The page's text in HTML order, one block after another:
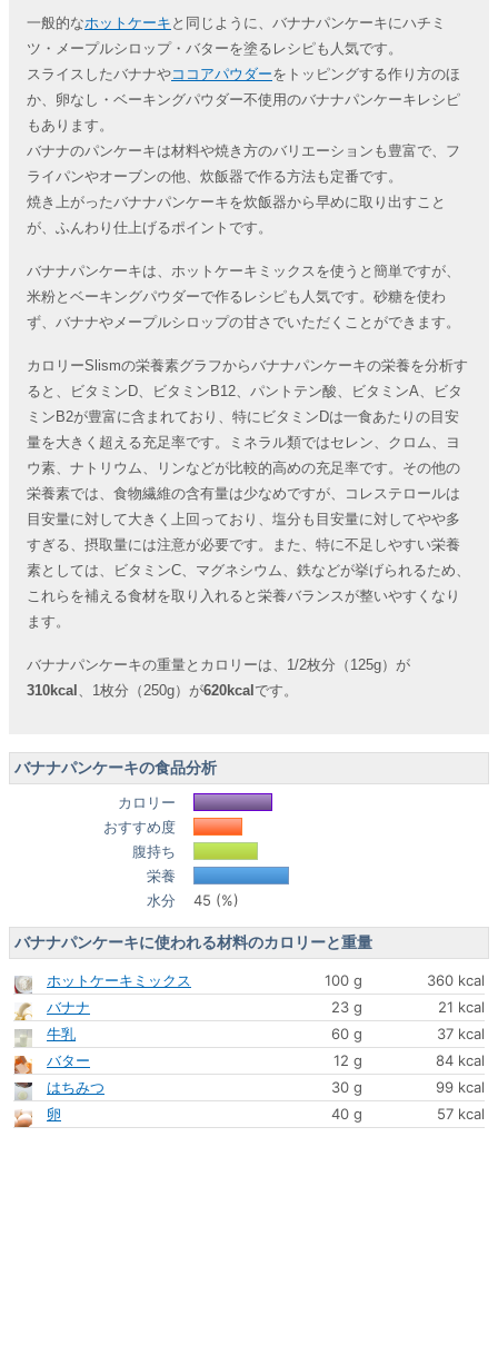
一般的なホットケーキ と同じように、バナナパンケーキにハチミ
ツ・メープルシロップ・バターを塗るレシピも人気です。
スライスしたバナナやココアパウダーをトッピングする作り方のほ
か、卵なし・ベーキングパウダー不使用のバナナパンケーキレシピ
もあります。
バナナのパンケーキは材料や焼き方のバリエーションも豊富で、フ
ライパンやオーブンの他、炊飯器で作る方法も定番です。
焼き上がったバナナパンケーキを炊飯器から早めに取り出すこと
が、ふんわり仕上げるポイントです。
バナナパンケーキは、ホットケーキミックスを使うと簡単ですが、
米粉とベーキングパウダーで作るレシピも人気です。砂糖を使わ
ず、バナナやメープルシロップの甘さでいただくことができます。
カロリーSlismの栄養素グラフからバナナパンケーキの栄養を分析す
ると、ビタミンD、ビタミンB12、パントテン酸、ビタミンA、ビタ
ミンB2が豊富に含まれており、特にビタミンDは一食あたりの目安
量を大きく超える充足率です。ミネラル類ではセレン、クロム、ヨ
ウ素、ナトリウム、リンなどが比較的高めの充足率です。その他の
栄養素では、食物繊維の含有量は少なめですが、コレステロールは
目安量に対して大きく上回っており、塩分も目安量に対してやや多
すぎる、摂取量には注意が必要です。また、特に不足しやすい栄養
素としては、ビタミンC、マグネシウム、鉄などが挙げられるため、
これらを補える食材を取り入れると栄養バランスが整いやすくなり
ます。
バナナパンケーキの重量とカロリーは、1/2枚分（125g）が
310kcal 、1枚分（250g）が620kcal です。
バナナパンケーキの食品分析
カロリー
おすすめ度
腹持ち
栄養
水分
45 (%)
バナナパンケーキに使われる材料のカロリーと重量
ホットケーキミックス 100 g
360 kcal
バナナ
23 g
21 kcal
牛乳
60 g
37 kcal
バター
12 g
84 kcal
はちみつ
30 g
99 kcal
卵
40 g 57 kcal